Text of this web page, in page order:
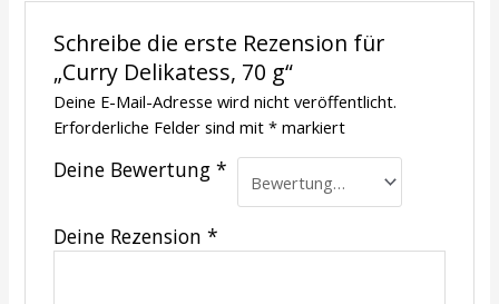
Schreibe die erste Rezension für
„Curry Delikatess, 70 g“
Deine E-Mail-Adresse wird nicht veröffentlicht.
Erforderliche Felder sind mit *markiert
Deine Bewertung *
Deine Rezension *